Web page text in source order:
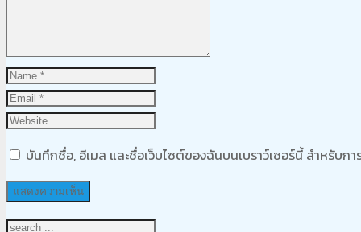
บันทึกชื่อ, อีเมล และชื่อเว็บไซต์ของฉันบนเบราว์เซอร์นี้ สำหรับก